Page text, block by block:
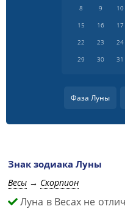
8
9 10
15
16 17
22
23 24
29
30 31
Фаза Луны
Знак зодиака Луны
Весы → Скорпион
Луна в Весах не